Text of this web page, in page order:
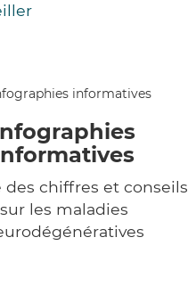
des chiffres et conseils
sur les maladies